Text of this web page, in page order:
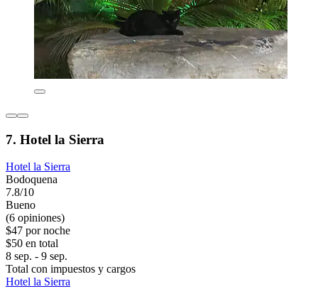
7. Hotel la Sierra
Hotel la Sierra
Bodoquena
7.8/10
Bueno
(6 opiniones)
$47 por noche
$50 en total
8 sep. - 9 sep.
Total con impuestos y cargos
Hotel la Sierra